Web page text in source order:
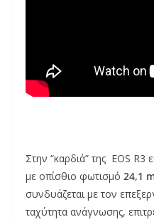
Στην “καρδιά” της EOS R3
με οπίσθιο φωτισμό 24,1
συνδυάζεται με τον
ταχύτητα ανάγνωσης,